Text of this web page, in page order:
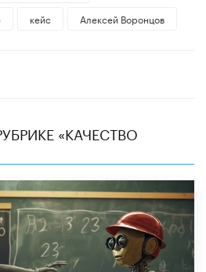
кейс Алексей Воронцов
«КАЧЕСТВО